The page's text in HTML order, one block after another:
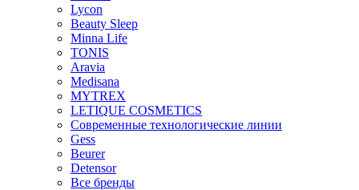
Lycon
Beauty Sleep
Minna Life
TONIS
Aravia
Medisana
MYTREX
LETIQUE COSMETICS
Современные технологические линии
Gess
Beurer
Detensor
Все бренды